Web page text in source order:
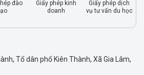
đào
Giấy phép kinh
doanh
Giấy phép dịch
vụ tư vấn du học
Tổ dân phố Kiên Thành, Xã Gia Lâm,